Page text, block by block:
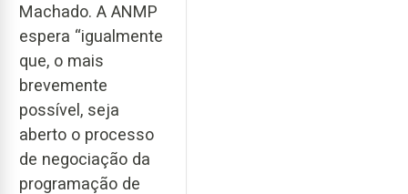
Machado. A ANMP
espera “igualmente
que, o mais
brevemente
possível, seja
aberto o processo
de negociação da
programação de